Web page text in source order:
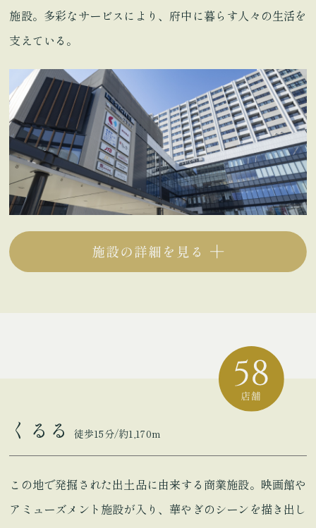
施設。多彩なサービスにより、府中に暮らす人々の生活を
支えている。
くるる 徒歩15分/約1,170m
この地で発掘された出土品に由来する商業施設。映画館や
アミューズメント施設が入り、華やぎのシーンを描き出し